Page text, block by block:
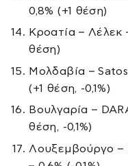
0,8% (+1 θέση)
Κροατία – Λέλεκ
θέση)
Μολδαβία –
(+1 θέση, -0,1%)
Βουλγαρία –
θέση, -0,1%)
Λουξεμβούργο –